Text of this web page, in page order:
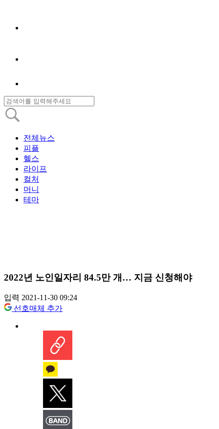
전체뉴스
피플
헬스
라이프
컬처
머니
테마
2022년 노인일자리 84.5만 개… 지금 신청해야
입력 2021-11-30 09:24
선호매체 추가